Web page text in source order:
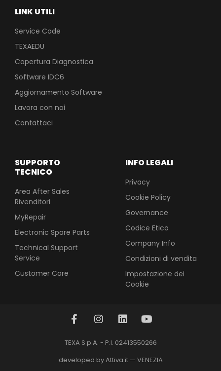
INFO LEGALI
Privacy
Cookie Policy
Governance
Codice Etico
Company Info
Condizioni di vendita
Impostazione dei
Cookie
SUPPORTO
TECNICO
Area After Sales
Rivenditori
MyRepair
Electronic Spare Parts
Technical Support
Service
Customer Care
LINK UTILI
Service Code
TEXAEDU
Copertura Diagnostica
Software IDC6
Aggiornamento Software
Lavora con noi
Contattaci
TEXA S.p.A. - P.I. 02413550266
developed by Attiva.it — VENEZIA